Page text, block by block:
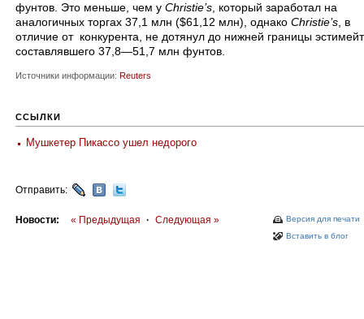
фунтов. Это меньше, чем у Christie’s , который заработал на
аналогичных торгах 37,1 млн ($61,12 млн), однако Christie’s , в
отличие от конкурента, не дотянул до нижней границы
составлявшего 37,8—51,7 млн фунтов.
Источники информации: Reuters
ССЫЛКИ
Мушкетер Пикассо ушел недорого
Отправить:
Версия для печати
Вставить в блог
Новости: « Предыдущая · Следующая »